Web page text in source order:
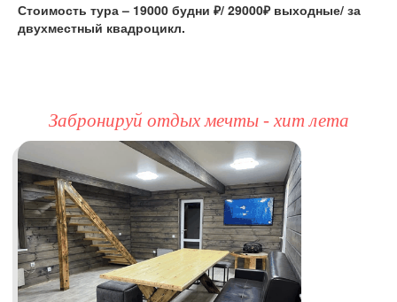
Стоимость тура – 19000 будни ₽/ 29000₽ выходные/ за
двухместный квадроцикл.
Забронируй отдых мечты - хит лета